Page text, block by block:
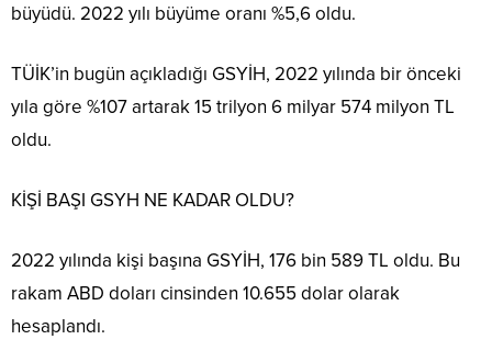
büyüdü. 2022 yılı büyüme oranı %5,6 oldu.
TÜİK’in bugün açıkladığı GSYİH, 2022 yılında bir önceki
yıla göre %107 artarak 15 trilyon 6 milyar 574 milyon TL
oldu.
KİŞİ BAŞI GSYH NE KADAR OLDU?
2022 yılında kişi başına GSYİH, 176 bin 589 TL oldu. Bu
rakam ABD doları cinsinden 10.655 dolar olarak
hesaplandı.